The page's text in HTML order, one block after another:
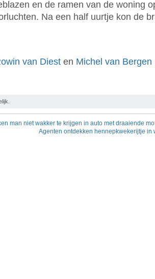
en de ramen van de woning
Na een half uurtje kon de
van Diest en Michel van Bergen
man niet wakker te krijgen in auto met draaiende
Agenten ontdekken hennepkwekerijtje in